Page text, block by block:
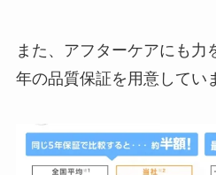
また、アフターケアにも力
年の品質保証を用意してい